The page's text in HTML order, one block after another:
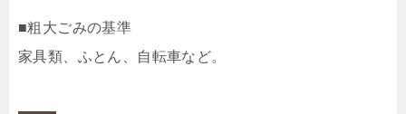
■粗大ごみの基準
家具類、ふとん、自転車など。